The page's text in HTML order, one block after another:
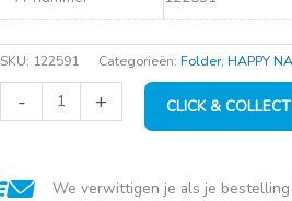
SKU: 122591 Categorieën: Folder, HAPPY
-
Sportivo
aantal
+ CLICK & COLLECT
We verwittigen je als je